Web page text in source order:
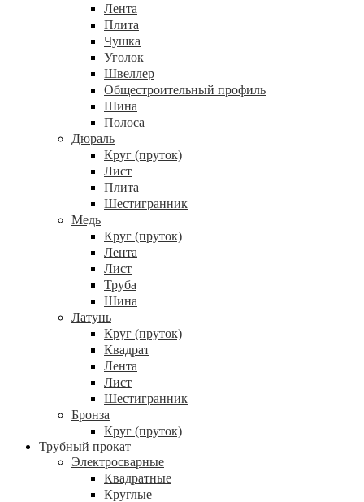
Лента
Плита
Чушка
Уголок
Швеллер
Общестроительный профиль
Шина
Полоса
Дюраль
Круг (пруток)
Лист
Плита
Шестигранник
Медь
Круг (пруток)
Лента
Лист
Труба
Шина
Латунь
Круг (пруток)
Квадрат
Лента
Лист
Шестигранник
Бронза
Круг (пруток)
Трубный прокат
Электросварные
Квадратные
Круглые